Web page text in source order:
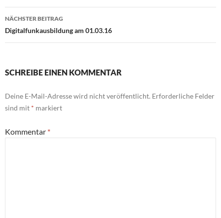
NÄCHSTER BEITRAG
Digitalfunkausbildung am 01.03.16
SCHREIBE EINEN KOMMENTAR
Deine E-Mail-Adresse wird nicht veröffentlicht. Erforderliche Felder
sind mit * markiert
Kommentar *